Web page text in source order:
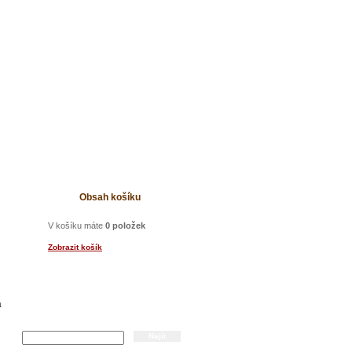
Obsah košíku
V košíku máte 0 položek
Zobrazit košík